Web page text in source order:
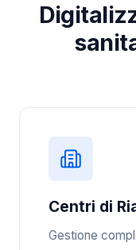
Centri di
Gestione